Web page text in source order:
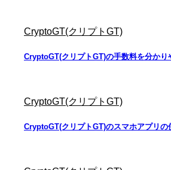
CryptoGT(クリプトGT)
CryptoGT(クリプトGT)の手数料を分かり
CryptoGT(クリプトGT)
CryptoGT(クリプトGT)のスマホアプリ